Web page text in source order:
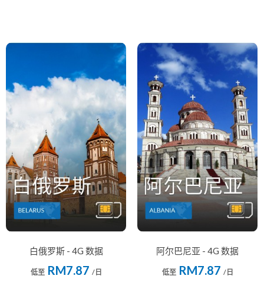
白俄罗斯 - 4G 数据
低至RM7.87 /日
阿尔巴尼亚 - 4G 数据
低至RM7.87 /日